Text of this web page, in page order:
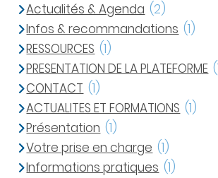
Actualités & Agenda (2)
Infos & recommandations (1)
RESSOURCES (1)
PRESENTATION DE LA PLATEFORME
CONTACT (1)
ACTUALITES ET FORMATIONS (1)
Présentation (1)
Votre prise en charge (1)
Informations pratiques (1)